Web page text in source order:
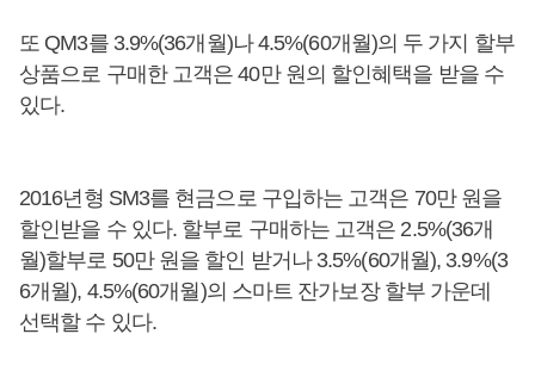
또 QM3를 3.9%(36개월)나 4.5%(60개월)의 두 가지 할부
상품으로 구매한 고객은 40만 원의 할인혜택을 받을 수
있다.
2016년형 SM3를 현금으로 구입하는 고객은 70만 원을
할인받을 수 있다. 할부로 구매하는 고객은 2.5%(36개
월)할부로 50만 원을 할인 받거나 3.5%(60개월), 3.9%(3
6개월), 4.5%(60개월)의 스마트 잔가보장 할부 가운데
선택할 수 있다.